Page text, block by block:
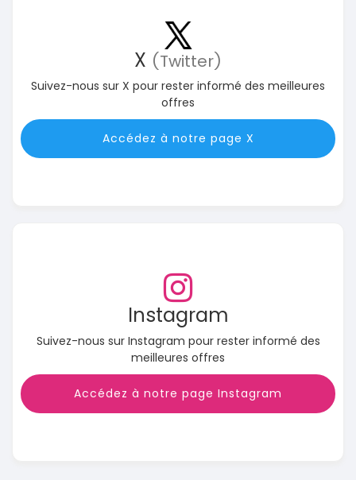
X (Twitter)
Suivez-nous sur X pour rester informé des meilleures
offres
Accédez à notre page X
Instagram
Suivez-nous sur Instagram pour rester informé des
meilleures offres
Accédez à notre page Instagram